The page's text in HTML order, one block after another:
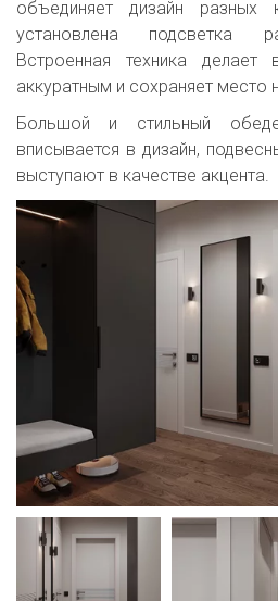
объединяет дизайн разных
установлена подсветка
Встроенная техника
аккуратным и сохраняет место
Большой и стильный
вписывается в дизайн,
выступают в качестве акцента.